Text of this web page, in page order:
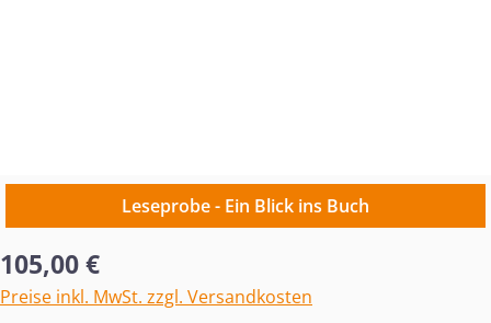
Leseprobe - Ein Blick ins Buch
Regulärer Preis:
105,00 €
Preise inkl. MwSt. zzgl. Versandkosten